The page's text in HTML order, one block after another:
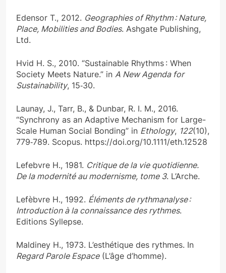
Edensor T., 2012. Geographies of Rhythm : Nature,
Place, Mobilities and Bodies. Ashgate Publishing,
Ltd.
Hvid H. S., 2010. “Sustainable Rhythms : When
Society Meets Nature.” in A New Agenda for
Sustainability, 15‑30.
Launay, J., Tarr, B., & Dunbar, R. I. M., 2016.
“Synchrony as an Adaptive Mechanism for Large-
Scale Human Social Bonding” in Ethology, 122(10),
779‑789. Scopus. https://doi.org/10.1111/eth.12528
Lefebvre H., 1981. Critique de la vie quotidienne.
De la modernité au modernisme, tome 3. L’Arche.
Lefèbvre H., 1992. Éléments de rythmanalyse :
Introduction à la connaissance des rythmes.
Editions Syllepse.
Maldiney H., 1973. L’esthétique des rythmes. In
Regard Parole Espace(L’âge d’homme).